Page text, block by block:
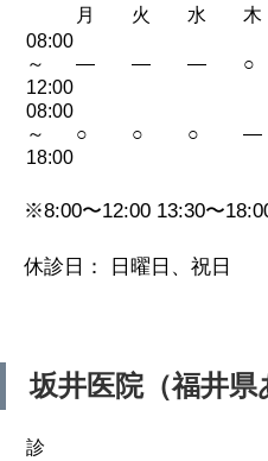
月 火 水 木
08:00
～
12:00
— — — ○
08:00
～
18:00
○ ○ ○ —
※8:00〜12:00 13:30〜
休診日： 日曜日、祝日
坂井医院（福井県
診